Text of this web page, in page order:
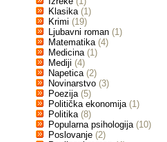
Klasika (1)
Krimi (19)
Ljubavni roman (1)
Matematika (4)
Medicina (1)
Mediji (4)
Napetica (2)
Novinarstvo (3)
Poezija (5)
Politička ekonomija (1)
Politika (8)
Popularna psihologija (10)
Poslovanje (2)